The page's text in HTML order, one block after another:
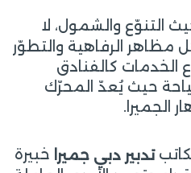
التنوّع والشمول، لا
مظاهر الرفاهية والتطوّر
كالفنادق
حيث يُعدّ المحرّك
الجميرا.
تدبير دبي جميرا خبيرة